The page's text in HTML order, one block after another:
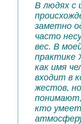
В людях с
заметно
часто
вес. В
практике
как имя
входит в
жестов,
кто